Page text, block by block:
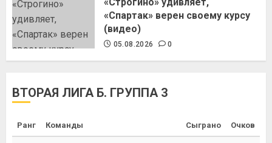
«Спартак» верен своему курсу
(видео)
05.08.2026 0
ВТОРАЯ ЛИГА Б. ГРУППА 3
Ранг Команды Сыграно Очков